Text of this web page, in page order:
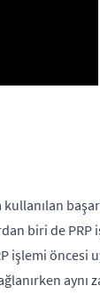
biri de
işlemi öncesi